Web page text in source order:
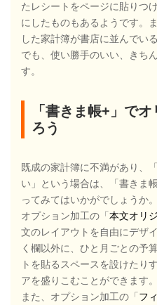
たレシートをページに貼りつ
にしたものもあるようです。
した家計簿が書店に並んでい
でも、使い勝手のいい、きち
す。
「書きま帳+」で
ろう
既成の家計簿に不満があり、
い」という場合は、「書きま
ってみてはいかがでしょうか。
オプション加工の「 本文オリ
文のレイアウトを自由にデザ
く欄以外に、ひと月ごとの予
トを貼るスペースを設けたり
アを盛りこむことができます。
また、オプション加工の「 フ